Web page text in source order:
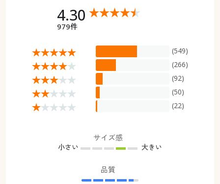
4.30
979件
(549)
(266)
(92)
(50)
(22)
サイズ感
小さい 大きい
品質